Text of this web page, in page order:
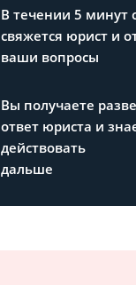
В течении 5 минут
свяжется юрист и
ваши вопросы
Вы получаете
ответ юриста и
действовать
дальше